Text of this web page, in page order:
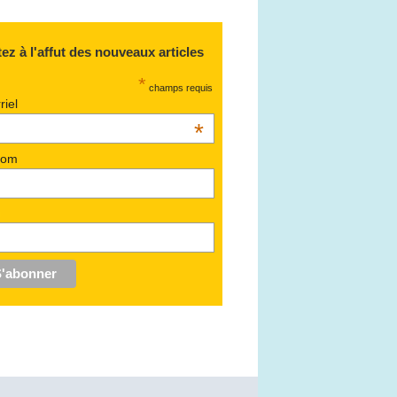
à l'affut des nouveaux articles
* champs requis
*